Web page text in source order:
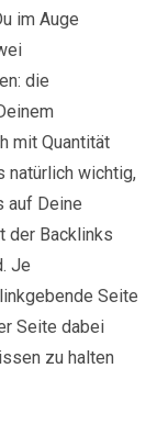
im Auge
die
mit Quantität
natürlich wichtig,
auf Deine
der Backlinks
Je
Seite
Seite dabei
zu halten